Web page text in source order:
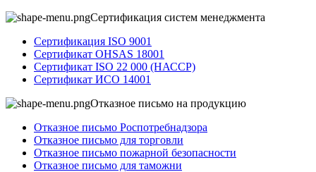
Сертификация систем менеджмента
Сертификация ISO 9001
Сертификат OHSAS 18001
Сертификат ISO 22 000 (НАССР)
Сертификат ИСО 14001
Отказное письмо на продукцию
Отказное письмо Роспотребнадзора
Отказное письмо для торговли
Отказное письмо пожарной безопасности
Отказное письмо для таможни